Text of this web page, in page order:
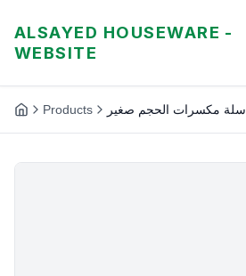
ALSAYED HOUSEWARE -
WEBSITE
Products سلة مكسرات الحجم صغير